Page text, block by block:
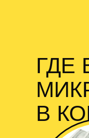
ГДЕ
В